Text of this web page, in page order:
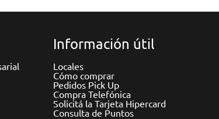
Información útil
Locales
Cómo comprar
Pedidos Pick Up
Compra Telefónica
Solicitá la Tarjeta Hipercard
Consulta de Puntos